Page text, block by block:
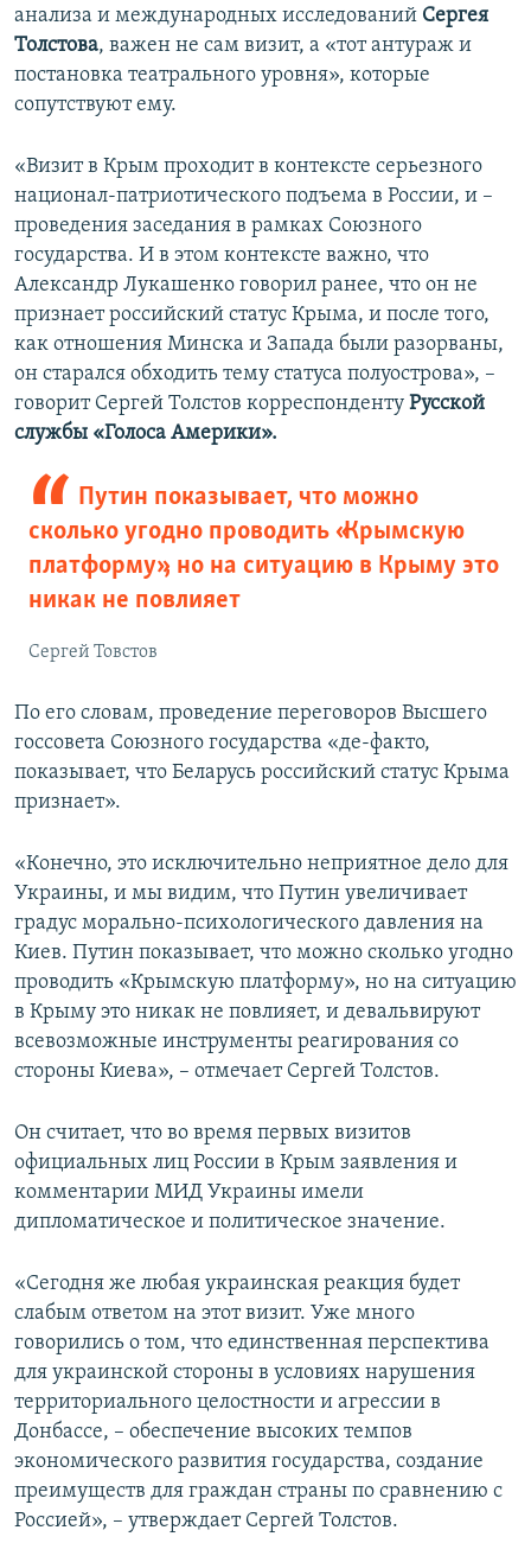
анализа и международных исследований Сергея
Толстова, важен не сам визит, а «тот антураж и
постановка театрального уровня», которые
сопутствуют ему.
«Визит в Крым проходит в контексте серьезного
национал-патриотического подъема в России, и –
проведения заседания в рамках Союзного
государства. И в этом контексте важно, что
Александр Лукашенко говорил ранее, что он не
признает российский статус Крыма, и после того,
как отношения Минска и Запада были разорваны,
он старался обходить тему статуса полуострова», –
говорит Сергей Толстов корреспонденту Русской
службы «Голоса Америки».
Путин показывает, что можно
сколько угодно проводить «Крымскую
платформу», но на ситуацию в Крыму это
никак не повлияет
Сергей Товстов
По его словам, проведение переговоров Высшего
госсовета Союзного государства «де-факто,
показывает, что Беларусь российский статус Крыма
признает».
«Конечно, это исключительно неприятное дело для
Украины, и мы видим, что Путин увеличивает
градус морально-психологического давления на
Киев. Путин показывает, что можно сколько угодно
проводить «Крымскую платформу», но на ситуацию
в Крыму это никак не повлияет, и девальвируют
всевозможные инструменты реагирования со
стороны Киева», – отмечает Сергей Толстов.
Он считает, что во время первых визитов
официальных лиц России в Крым заявления и
комментарии МИД Украины имели
дипломатическое и политическое значение.
«Сегодня же любая украинская реакция будет
слабым ответом на этот визит. Уже много
говорились о том, что единственная перспектива
для украинской стороны в условиях нарушения
территориального целостности и агрессии в
Донбассе, – обеспечение высоких темпов
экономического развития государства, создание
преимуществ для граждан страны по сравнению с
Россией», – утверждает Сергей Толстов.